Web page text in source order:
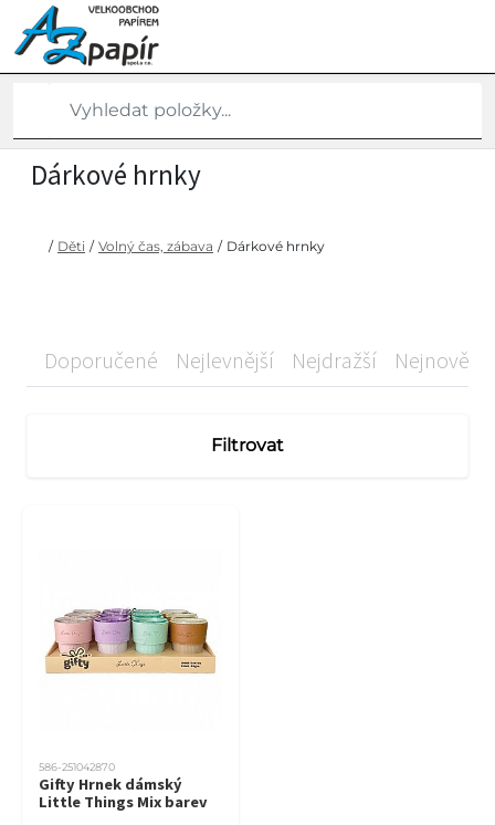
Dárkové hrnky
/ Děti / Volný čas, zábava / Dárkové hrnky
Doporučené Nejlevnější Nejdražší Nejnovější
Filtrovat
586-251042870
Gifty Hrnek dámský
Little Things Mix barev